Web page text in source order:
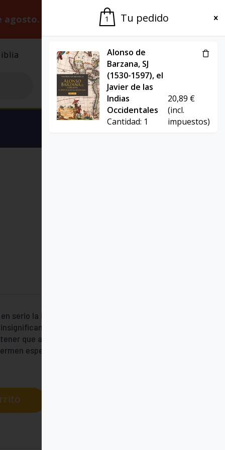
agosto. Gracias por la paciencia.
El Grupo Agenda
Ver carrito
serio la importancia evangélica y
a pesar de vivir muchas
que afrontar hoy nuevos desafíos
esperanzador y una alternativa
1 Tu pedido
Alonso de
Barzana, SJ
(1530-1597), el
Javier de las
Indias
Occidentales
Cantidad: 1
20,89 €
(incl.
impuestos)